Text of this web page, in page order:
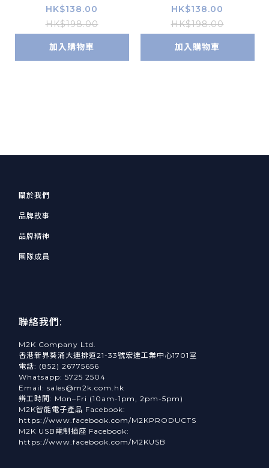
版】＋【防雷保護】
HK$138.00
HK$198.00
加入購物車
版】＋【防雷保護】
HK$138.00
HK$198.00
加入購物車
關於我們
品牌故事
品牌精神
團隊成員
聯絡我們:
M2K Company Ltd.
香港新界葵涌大連排道21-33號宏達工業中心1701室
電話: (852) 26775656
Whatsapp: 5725 2504
Email: sales@m2k.com.hk
辨工時間: Mon–Fri (10am-1pm, 2pm-5pm)
M2K智能電子產品 Facebook:
https://www.facebook.com/M2KPRODUCTS
M2K USB電制插座 Facebook:
https://www.facebook.com/M2KUSB